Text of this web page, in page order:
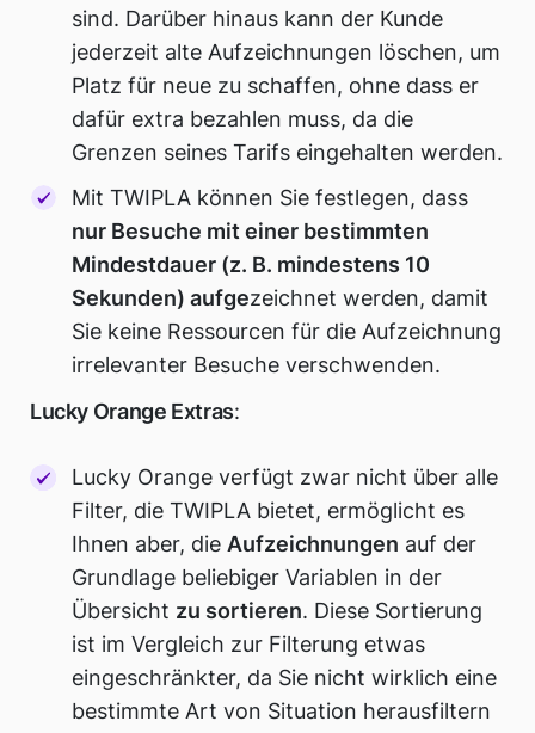
sind. Darüber hinaus kann der Kunde
jederzeit alte Aufzeichnungen löschen, um
Platz für neue zu schaffen, ohne dass er
dafür extra bezahlen muss, da die
Grenzen seines Tarifs eingehalten werden.
Mit TWIPLA können Sie festlegen, dass
nur Besuche mit einer bestimmten
Mindestdauer (z. B. mindestens 10
Sekunden) aufgezeichnet werden, damit
Sie keine Ressourcen für die Aufzeichnung
irrelevanter Besuche verschwenden.
Lucky Orange Extras:
Lucky Orange verfügt zwar nicht über alle
Filter, die TWIPLA bietet, ermöglicht es
Ihnen aber, dieAufzeichnungen auf der
Grundlage beliebiger Variablen in der
Übersicht zu sortieren. Diese Sortierung
ist im Vergleich zur Filterung etwas
eingeschränkter, da Sie nicht wirklich eine
bestimmte Art von Situation herausfiltern